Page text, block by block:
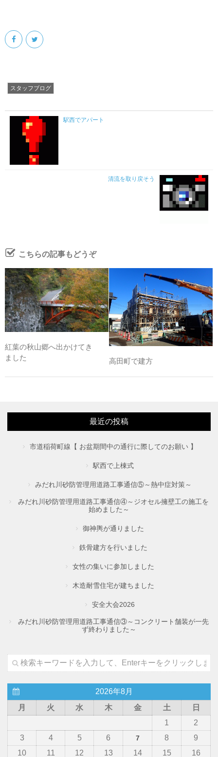
スタッフブログ
駅西でアパート
清流を取り戻そう
こちらの記事もどうぞ
紅葉の秋山郷へ出かけてき
ました
高田町で建方
最近の投稿
市道稲荷町線【 お盆期間中の通行に際してのお願い 】
駅西で上棟式
みだれ川砂防管理用道路工事通信⑤～熱中症対策～
みだれ川砂防管理用道路工事通信④～ジオセル擁壁工の施工を
始めました～
御神輿が通りました
鉄骨建方を行いました
女性の集いに参加しました
木造耐雪住宅が建ちました
安全大会2026
みだれ川砂防管理用道路工事通信③～コンクリート舗装が一先
ず終わりました～
2026年8月
月
火 水 木 金 土
日
1
2
3
4 5 6 7 8
9
10
11 12 13 14 15 16